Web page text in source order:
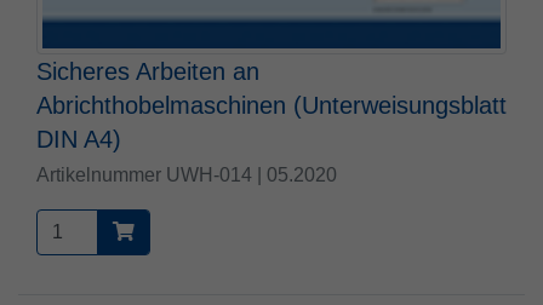
Sicheres Arbeiten an
Abrichthobelmaschinen (Unterweisungsblatt
DIN A4)
Artikelnummer UWH-014 | 05.2020